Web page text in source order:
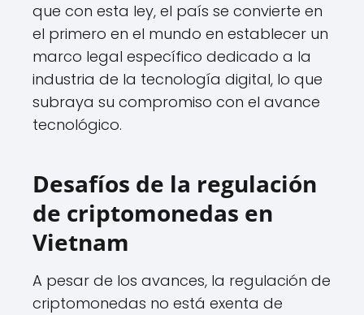
que con esta ley, el país se convierte en
el primero en el mundo en establecer un
marco legal específico dedicado a la
industria de la tecnología digital, lo que
subraya su compromiso con el avance
tecnológico.
Desafíos de la regulación
de criptomonedas en
Vietnam
A pesar de los avances, la regulación de
criptomonedas no está exenta de